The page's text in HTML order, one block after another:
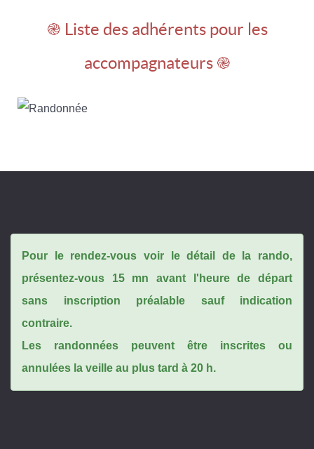
֎ Liste des adhérents pour les
accompagnateurs ֎
Pour le rendez-vous voir le détail de la rando,
présentez-vous 15 mn avant l'heure de départ
sans inscription préalable sauf indication
contraire.
Les randonnées peuvent être inscrites ou
annulées la veille au plus tard à 20 h.